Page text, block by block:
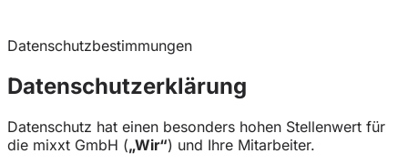
Datenschutzbestimmungen
Datenschutzerklärung
Datenschutz hat einen besonders hohen Stellenwert für
die mixxt GmbH („Wir“) und Ihre Mitarbeiter.